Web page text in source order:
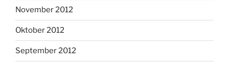
November 2012
Oktober 2012
September 2012